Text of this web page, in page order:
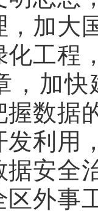
，加大
化工程
，加
握数据
发利用
据安全
区外事